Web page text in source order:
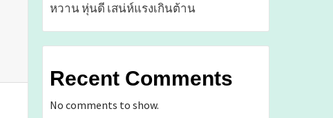
หวาน หุ่นดี เสน่ห์แรงเกินต้าน
Recent Comments
No comments to show.